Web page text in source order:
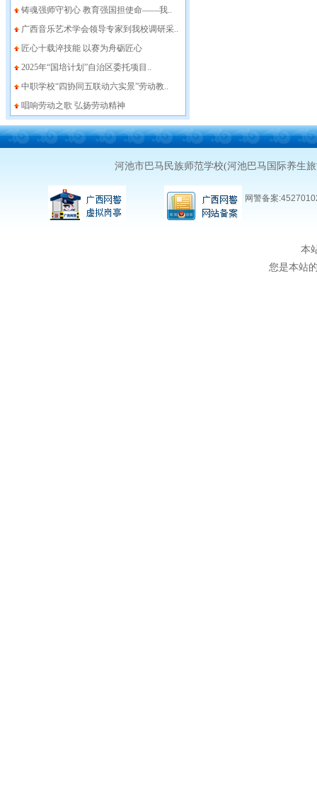
铸魂强师守初心 教育强国担使命——我..
广西音乐艺术学会领导专家到我校调研采..
匠心十载淬技能 以赛为舟砺匠心
2025年“国培计划”自治区委托项目..
中职学校“四协同五联动六实景”劳动教..
唱响劳动之歌 弘扬劳动精神
河池市巴马民族师范学校(河池巴马国际养生
网警备案
本
您是本站